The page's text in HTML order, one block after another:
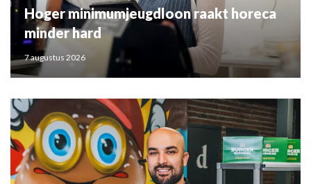
Hoger minimumjeugdloon raakt horeca
minder hard
7 augustus 2026